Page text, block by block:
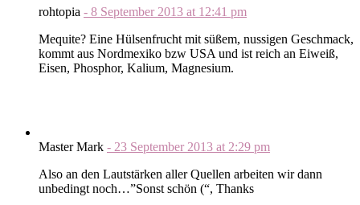
rohtopia - 8 September 2013 at 12:41 pm
Mequite? Eine Hülsenfrucht mit süßem, nussigen Geschmack,
kommt aus Nordmexiko bzw USA und ist reich an Eiweiß,
Eisen, Phosphor, Kalium, Magnesium.
Master Mark - 23 September 2013 at 2:29 pm
Also an den Lautstärken aller Quellen arbeiten wir dann
unbedingt noch…”Sonst schön (“, Thanks